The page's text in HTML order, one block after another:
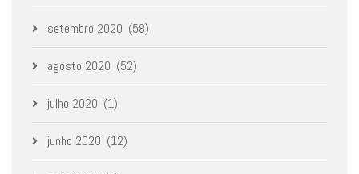
setembro 2020 (58)
agosto 2020 (52)
julho 2020 (1)
junho 2020 (12)